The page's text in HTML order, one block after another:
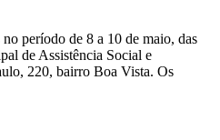
período de 8 a 10 de maio, das
de Assistência Social e
220, bairro Boa Vista. Os